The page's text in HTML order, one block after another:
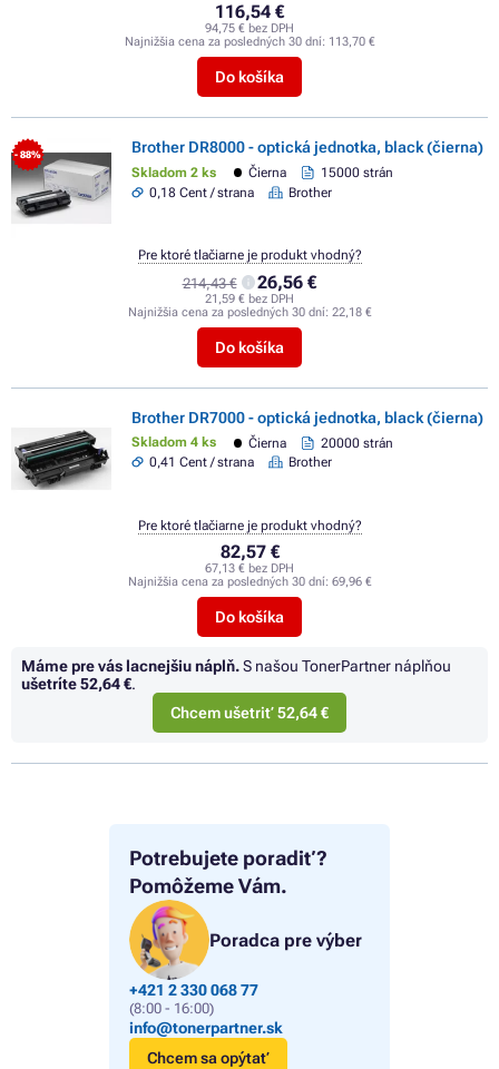
Potrebujete poradiť?
Pomôžeme Vám.
Poradca pre výber
+421 2 330 068 77
(8:00 - 16:00)
info@tonerpartner.sk
Chcem sa opýtať
116,54 €
94,75 € bez DPH
Najnižšia cena za posledných 30 dní: 113,70 €
Do košíka
- 88% Brother DR8000 - optická jednotka, black (čierna)
Skladom 2 ks Čierna
15000 strán
0,18 Cent / strana
Brother
214,43 € 26,56 €
21,59 € bez DPH
Najnižšia cena za posledných 30 dní: 22,18 €
Do košíka
Pre ktoré tlačiarne je produkt vhodný?
Brother DR7000 - optická jednotka, black (čierna)
Skladom 4 ks Čierna
20000 strán
0,41 Cent / strana
Brother
82,57 €
67,13 € bez DPH
Najnižšia cena za posledných 30 dní: 69,96 €
Do košíka
Pre ktoré tlačiarne je produkt vhodný?
Máme pre vás lacnejšiu náplň.S našou TonerPartner náplňou
ušetríte52,64 €.
Chcem ušetriť 52,64 €